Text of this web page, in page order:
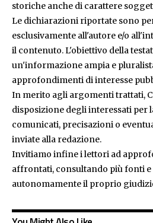
storiche anche di carattere
Le dichiarazioni riportate sono
esclusivamente all'autore e/o
il contenuto. L'obiettivo della
un'informazione ampia e
approfondimenti di interesse
In merito agli argomenti trattati,
disposizione degli interessati per
comunicati, precisazioni o
inviate alla redazione.
Invitiamo infine i lettori ad
affrontati, consultando più fonti
autonomamente il proprio